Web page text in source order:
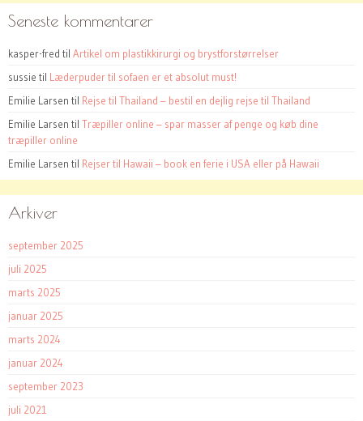
Seneste kommentarer
kasper-fred til Artikel om plastikkirurgi og brystforstørrelser
sussie til Læderpuder til sofaen er et absolut must!
Emilie Larsen til Rejse til Thailand – bestil en dejlig rejse til Thailand
Emilie Larsen til Træpiller online – spar masser af penge og køb dine
træpiller online
Emilie Larsen til Rejser til Hawaii – book en ferie i USA eller på Hawaii
Arkiver
september 2025
juli 2025
marts 2025
januar 2025
marts 2024
januar 2024
september 2023
juli 2021